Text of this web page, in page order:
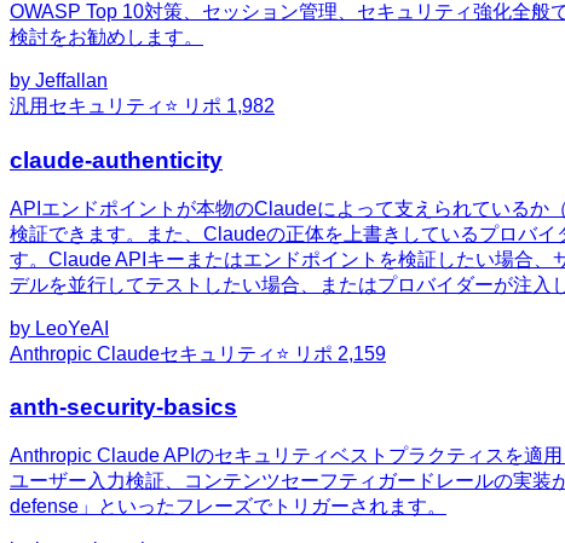
OWASP Top 10対策、セッション管理、セキュリティ強化全
検討をお勧めします。
by Jeffallan
汎用 セキュリティ ⭐ リポ 1,982
claude-authenticity
APIエンドポイントが本物のClaudeによって支えられているか
検証できます。また、Claudeの正体を上書きしているプロバ
す。Claude APIキーまたはエンドポイントを検証したい場合
デルを並行してテストしたい場合、またはプロバイダーが注入
by LeoYeAI
Anthropic Claudeセキュリティ ⭐ リポ 2,159
anth-security-basics
Anthropic Claude APIのセキュリティベストプラクティスを適
ユーザー入力検証、コンテンツセーフティガードレールの実
defense」といったフレーズでトリガーされます。